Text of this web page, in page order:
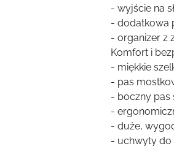
- wyjście na
- dodatkowa
- organizer z
Komfort i
- miękkie
- pas
- boczny pas
-
- duże,
- uchwyty do